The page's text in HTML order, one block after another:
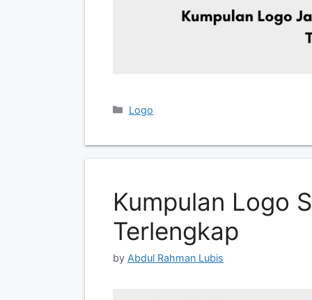
Categories
Logo
Kumpulan Logo
Terlengkap
by Abdul Rahman Lubis